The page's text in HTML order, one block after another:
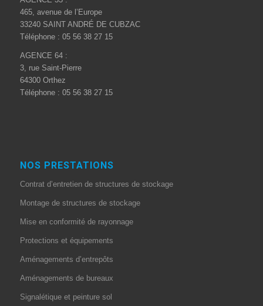
465, avenue de l’Europe
33240 SAINT ANDRÉ DE CUBZAC
Téléphone : 05 56 38 27 15
AGENCE 64 :
3, rue Saint-Pierre
64300 Orthez
Téléphone : 05 56 38 27 15
NOS PRESTATIONS
Contrat d’entretien de structures de stockage
Montage de structures de stockage
Mise en conformité de rayonnage
Protections et équipements
Aménagements d’entrepôts
Aménagements de bureaux
Signalétique et peinture sol